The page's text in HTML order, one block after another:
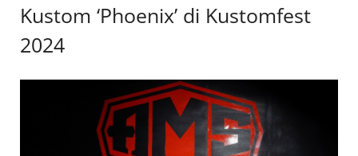
Kustom ‘Phoenix’ di Kustomfest
2024